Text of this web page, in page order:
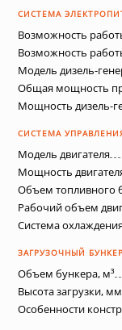
СИСТЕМА
Возможность
Возможность
Модель дизель-
Общая мощность
Мощность дизель-
СИСТЕМА
Модель двигателя
Мощность
Объем топливного
Рабочий объем
Система
ЗАГРУЗОЧНЫЙ
Объем бункера, м³
Высота загрузки, мм
Особенности